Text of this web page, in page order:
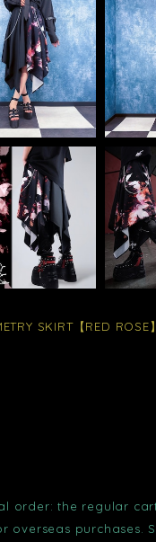
SKIRT【RED ROSE】
order: the regular
purchases.